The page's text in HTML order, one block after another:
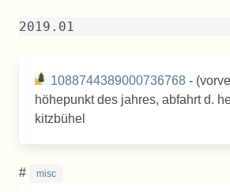
2019.01
1088744389000736768 -
höhepunkt des jahres, abfahrt d.
kitzbühel
# misc